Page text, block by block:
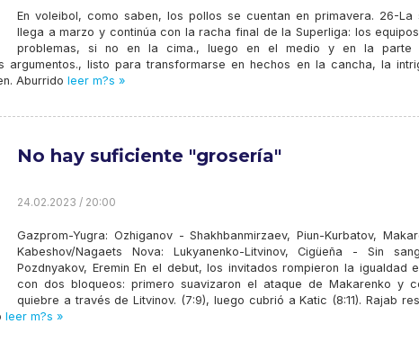
En voleibol, como saben, los pollos se cuentan en primavera. 26-La
llega a marzo y continúa con la racha final de la Superliga: los
problemas, si no en la cima., luego en el medio y en la parte
argumentos., listo para transformarse en hechos en la cancha, la
Aburrido leer m?s »
No hay suficiente "grosería"
24.02.2023 / 20:00
Gazprom-Yugra: Ozhiganov - Shakhbanmirzaev, Piun-Kurbatov,
Kabeshov/Nagaets Nova: Lukyanenko-Litvinov, Cigüeña - Sin
Pozdnyakov, Eremin En el debut, los invitados rompieron la igualdad
con dos bloqueos: primero suavizaron el ataque de Makarenko y
quiebre a través de Litvinov. (7:9), luego cubrió a Katic (8:11). Rajab
leer m?s »